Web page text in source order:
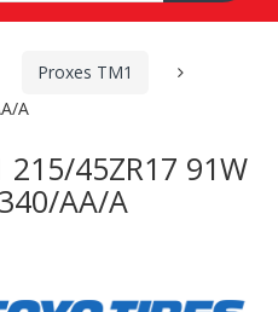
Proxes TM1
A
45ZR17 91W
AA/A